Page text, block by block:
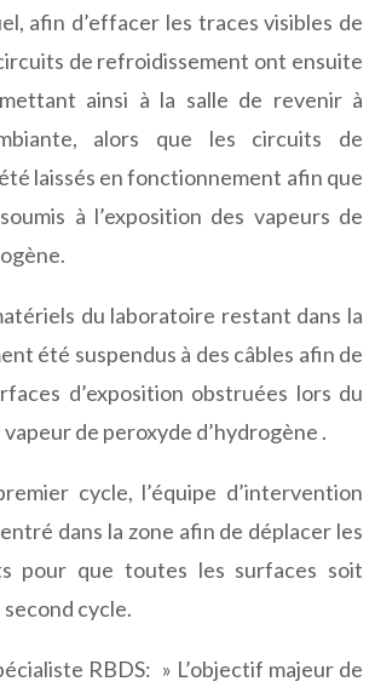
afin d’effacer les traces visibles de
de refroidissement ont ensuite
ainsi à la salle de revenir à
alors que les circuits de
laissés en fonctionnement afin que
à l’exposition des vapeurs de
du laboratoire restant dans la
été suspendus à des câbles afin de
d’exposition obstruées lors du
de peroxyde d’hydrogène .
cycle, l’équipe d’intervention
dans la zone afin de déplacer les
pour que toutes les surfaces soit
cycle.
RBDS: » L’objectif majeur de